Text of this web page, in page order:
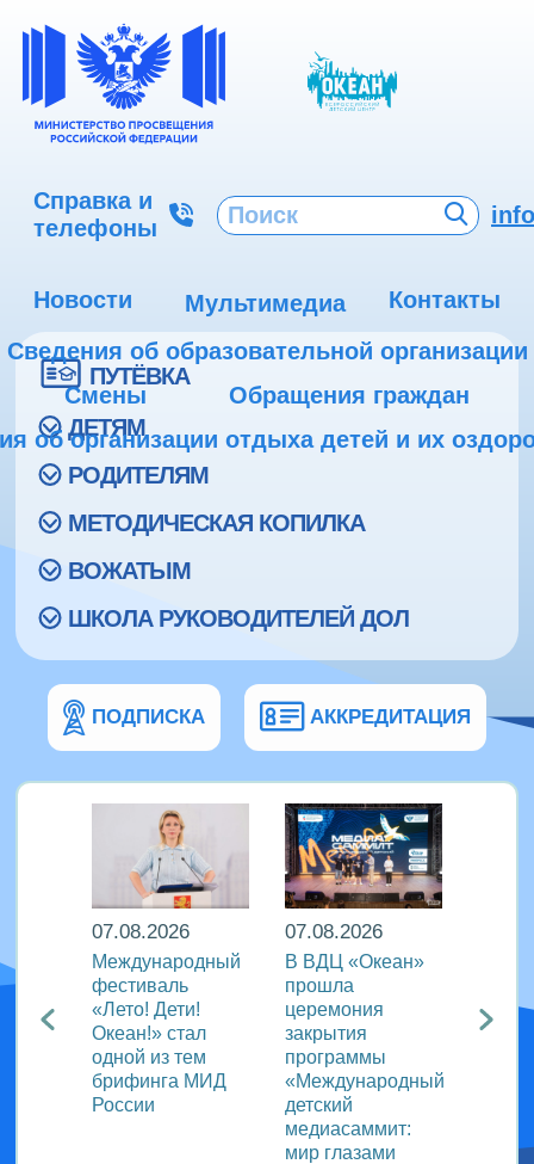
Справка и
телефоны
Новости Мультимедиа
Контакты
Сведения об образовательной организации
Смены
Обращения граждан
об организации отдыха детей и их
ПУТЁВКА
ДЕТЯМ
РОДИТЕЛЯМ
МЕТОДИЧЕСКАЯ КОПИЛКА
ВОЖАТЫМ
ШКОЛА РУКОВОДИТЕЛЕЙ ДОЛ
ПОДПИСКА АККРЕДИТАЦИЯ
07.08.2026
Международный
фестиваль
«Лето! Дети!
Океан!» стал
одной из тем
брифинга МИД
России
07.08.2026
В ВДЦ «Океан»
прошла
церемония
закрытия
программы
«Международный
детский
медиасаммит:
мир глазами
VIII